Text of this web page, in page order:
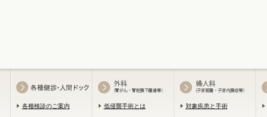
各種検診のご案内 低侵襲手術とは 対象疾患と手術